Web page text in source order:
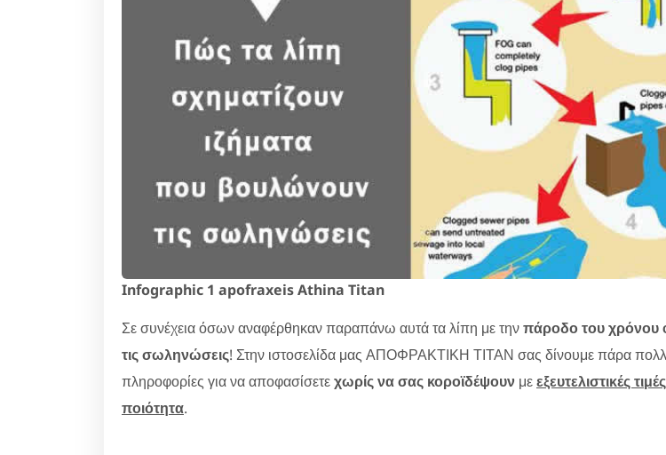
Infographic 1 apofraxeis Athina Titan
Σε συνέχεια όσων αναφέρθηκαν παραπάνω αυτά τα λίπη με τηνπάροδο του χρόνου
τις σωληνώσεις! Στην ιστοσελίδα μας ΑΠΟΦΡΑΚΤΙΚΗ ΤΙΤΑΝ σας δίνουμε πάρα
πληροφορίες για να αποφασίσετεχωρίς να σας κοροϊδέψουν μεεξευτελιστικές τιμές
ποιότητα.